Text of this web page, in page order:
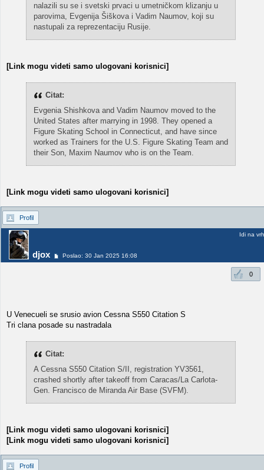
nalazili su se i svetski prvaci u umetničkom klizanju u
parovima, Evgenija Šiškova i Vadim Naumov, koji su
nastupali za reprezentaciju Rusije.
[Link mogu videti samo ulogovani korisnici]
Citat:
Evgenia Shishkova and Vadim Naumov moved to the
United States after marrying in 1998. They opened a
Figure Skating School in Connecticut, and have since
worked as Trainers for the U.S. Figure Skating Team and
their Son, Maxim Naumov who is on the Team.
[Link mogu videti samo ulogovani korisnici]
Profil
djox Poslao: 30 Jan 2025 16:08
Idi na vrh
0
U Venecueli se srusio avion Cessna S550 Citation S
Tri clana posade su nastradala
Citat:
A Cessna S550 Citation S/II, registration YV3561,
crashed shortly after takeoff from Caracas/La Carlota-
Gen. Francisco de Miranda Air Base (SVFM).
[Link mogu videti samo ulogovani korisnici]
[Link mogu videti samo ulogovani korisnici]
Profil